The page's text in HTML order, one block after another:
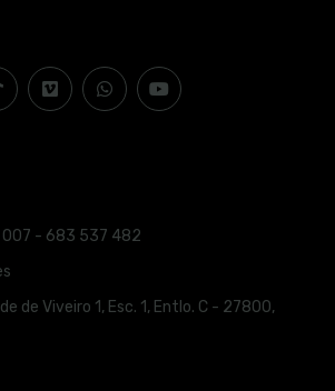
- 683 537 482
de Viveiro 1, Esc. 1, Entlo. C - 27800,